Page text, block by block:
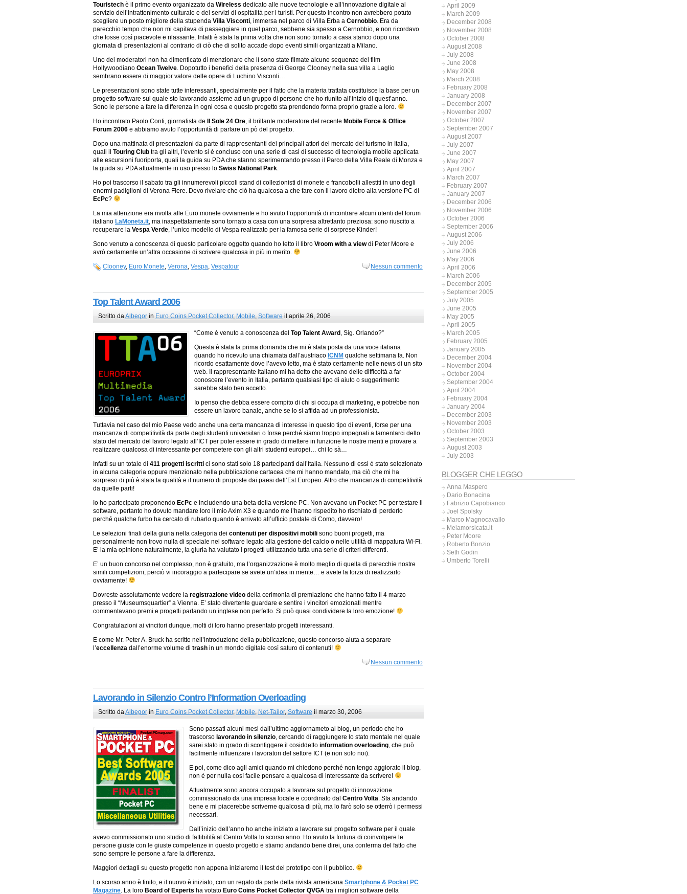
Touristech è il primo evento organizzato da Wireless dedicato alle nuove tecnologie e all’innovazione digitale al
servizio dell’intrattenimento culturale e dei servizi di ospitalità per i turisti. Per questo incontro non avrebbero potuto
scegliere un posto migliore della stupenda Villa Visconti , immersa nel parco di Villa Erba a Cernobbio . Era da
parecchio tempo che non mi capitava di passeggiare in quel parco, sebbene sia spesso a Cernobbio, e non ricordavo
che fosse così piacevole e rilassante. Infatti è stata la prima volta che non sono tornato a casa stanco dopo una
giornata di presentazioni al contrario di ciò che di solito accade dopo eventi simili organizzati a Milano.
Uno dei moderatori non ha dimenticato di menzionare che lì sono state filmate alcune sequenze del film
Hollywoodiano Ocean Twelve . Dopotutto i benefici della presenza di George Clooney nella sua villa a Laglio
sembrano essere di maggior valore delle opere di Luchino Visconti…
Le presentazioni sono state tutte interessanti, specialmente per il fatto che la materia trattata costituisce la base per un
progetto software sul quale sto lavorando assieme ad un gruppo di persone che ho riunito all’inizio di quest’anno.
Sono le persone a fare la differenza in ogni cosa e questo progetto sta prendendo forma proprio grazie a loro.
Ho incontrato Paolo Conti, giornalista de Il Sole 24 Ore , il brillante moderatore del recente Mobile Force & Office
Forum 2006 e abbiamo avuto l’opportunità di parlare un pò del progetto.
Dopo una mattinata di presentazioni da parte di rappresentanti dei principali attori del mercato del turismo in Italia,
quali il Touring Club tra gli altri, l’evento si è concluso con una serie di casi di successo di tecnologia mobile applicata
alle escursioni fuoriporta, quali la guida su PDA che stanno sperimentando presso il Parco della Villa Reale di Monza e
la guida su PDA attualmente in uso presso lo Swiss National Park
Ho poi trascorso il sabato tra gli innumerevoli piccoli stand di collezionisti di monete e francobolli allestiti in uno degli
enormi padiglioni di Verona Fiere. Devo rivelare che ciò ha qualcosa a che fare con il lavoro dietro alla versione PC di
EcPc?
La mia attenzione era rivolta alle Euro monete ovviamente e ho avuto l’opportunità di incontrare alcuni utenti del forum
italiano LaMoneta.it , ma inaspettatamente sono tornato a casa con una sorpresa altrettanto preziosa: sono riuscito a
recuperare la Vespa Verde , l’unico modello di Vespa realizzato per la famosa serie di sorprese Kinder!
Sono venuto a conoscenza di questo particolare oggetto quando ho letto il libro Vroom with a viewdi Peter Moore e
avrò certamente un’altra occasione di scrivere qualcosa in più in merito.
Clooney, Euro Monete Verona Vespa Vespatour Nessun commento
Top Talent Award 2006
Scritto daAlbegorin Euro Coins Pocket Collector, Mobile, Softwareil aprile 26, 2006
“Come è venuto a conoscenza del Top Talent Award, Sig. Orlando?”
Questa è stata la prima domanda che mi è stata posta da una voce italiana
quando ho ricevuto una chiamata dall’austriaco ICNM qualche settimana fa. Non
ricordo esattamente dove l’avevo letto, ma è stato certamente nelle news di un sito
web. Il rappresentante italiano mi ha detto che avevano delle difficoltà a far
conoscere l’evento in Italia, pertanto qualsiasi tipo di aiuto o suggerimento
sarebbe stato ben accetto.
Io penso che debba essere compito di chi si occupa di marketing, e potrebbe non
essere un lavoro banale, anche se lo si affida ad un professionista.
Tuttavia nel caso del mio Paese vedo anche una certa mancanza di interesse in questo tipo di eventi, forse per una
mancanza di competitività da parte degli studenti universitari o forse perché siamo troppo impegnati a lamentarci dello
stato del mercato del lavoro legato all’ICT per poter essere in grado di mettere in funzione le nostre menti e provare a
realizzare qualcosa di interessante per competere con gli altri studenti europei… chi lo sà…
Infatti su un totale di 411 progetti iscritti ci sono stati solo 18 partecipanti dall’Italia. Nessuno di essi è stato selezionato
in alcuna categoria oppure menzionato nella pubblicazione cartacea che mi hanno mandato, ma ciò che mi ha
sorpreso di più è stata la qualità e il numero di proposte dai paesi dell’Est Europeo. Altro che mancanza di competitività
da quelle parti!
Io ho partecipato proponendo EcPc e includendo una beta della versione PC. Non avevano un Pocket PC per testare il
software, pertanto ho dovuto mandare loro il mio Axim X3 e quando me l’hanno rispedito ho rischiato di perderlo
perché qualche furbo ha cercato di rubarlo quando è arrivato all’ufficio postale di Como, davvero!
Le selezioni finali della giuria nella categoria dei contenuti per dispositivi mobili sono buoni progetti, ma
personalmente non trovo nulla di speciale nel software legato alla gestione del calcio o nelle utilità di mappatura Wi-Fi.
E’ la mia opinione naturalmente, la giuria ha valutato i progetti utilizzando tutta una serie di criteri differenti.
E’ un buon concorso nel complesso, non è gratuito, ma l’organizzazione è molto meglio di quella di parecchie nostre
simili competizioni, perciò vi incoraggio a partecipare se avete un’idea in mente… e avete la forza di realizzarlo
ovviamente!
Dovreste assolutamente vedere la registrazione video della cerimonia di premiazione che hanno fatto il 4 marzo
presso il “Museumsquartier” a Vienna. E’ stato divertente guardare e sentire i vincitori emozionati mentre
commentavano premi e progetti parlando un inglese non perfetto. Si può quasi condividere la loro emozione!
Congratulazioni ai vincitori dunque, molti di loro hanno presentato progetti interessanti.
E come Mr. Peter A. Bruck ha scritto nell’introduzione della pubblicazione, questo concorso aiuta a separare
l’eccellenza dall’enorme volume di trash in un mondo digitale così saturo di contenuti!
Nessun commento
Lavorando in Silenzio Contro l’Information Overloading
Scritto daAlbegorin Euro Coins Pocket Collector, Mobile, Net-Tailor, Softwareil marzo 30, 2006
Sono passati alcuni mesi dall’ultimo aggiornameto al blog, un periodo che ho
trascorso lavorando in silenzio, cercando di raggiungere lo stato mentale nel quale
sarei stato in grado di sconfiggere il cosiddetto information overloading, che può
facilmente influenzare i lavoratori del settore ICT (e non solo noi).
E poi, come dico agli amici quando mi chiedono perché non tengo aggiorato il blog,
non è per nulla così facile pensare a qualcosa di interessante da scrivere!
Attualmente sono ancora occupato a lavorare sul progetto di innovazione
commissionato da una impresa locale e coordinato dal Centro Volta. Sta andando
bene e mi piacerebbe scriverne qualcosa di più, ma lo farò solo se otterrò i permessi
necessari.
Dall’inizio dell’anno ho anche iniziato a lavorare sul progetto software per il quale
avevo commissionato uno studio di fattibilità al Centro Volta lo scorso anno. Ho avuto la fortuna di coinvolgere le
persone giuste con le giuste competenze in questo progetto e stiamo andando bene direi, una conferma del fatto che
sono sempre le persone a fare la differenza.
Maggiori dettagli su questo progetto non appena iniziaremo il test del prototipo con il pubblico.
Lo scorso anno è finito, e il nuovo è iniziato, con un regalo da parte della rivista americana Smartphone & Pocket PC
Magazine. La loro Board of Experts ha votato Euro Coins Pocket Collector QVGA tra i migliori software della
April 2009
March 2009
December 2008
November 2008
October 2008
August 2008
July 2008
June 2008
May 2008
March 2008
February 2008
January 2008
December 2007
November 2007
October 2007
September 2007
August 2007
July 2007
June 2007
May 2007
April 2007
March 2007
February 2007
January 2007
December 2006
November 2006
October 2006
September 2006
August 2006
July 2006
June 2006
May 2006
April 2006
March 2006
December 2005
September 2005
July 2005
June 2005
May 2005
April 2005
March 2005
February 2005
January 2005
December 2004
November 2004
October 2004
September 2004
April 2004
February 2004
January 2004
December 2003
November 2003
October 2003
September 2003
August 2003
July 2003
BLOGGER CHE LEGGO
Anna Maspero
Dario Bonacina
Fabrizio Capobianco
Joel Spolsky
Marco Magnocavallo
Melamorsicata.it
Peter Moore
Roberto Bonzio
Seth Godin
Umberto Torelli